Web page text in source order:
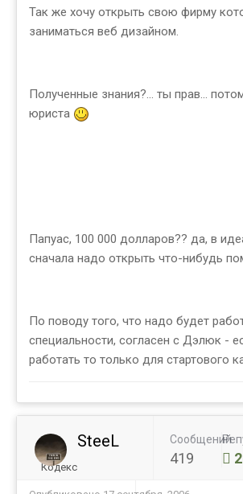
Так же хочу открыть свою фирму
заниматься веб дизайном.
Полученные знания?... ты прав...
юриста
Папуас, 100 000 долларов?? да, в
сначала надо открыть что-нибудь
По поводу того, что надо будет
специальности, согласен с Дэлюк -
работать то только для стартового
SteeL
Кодекс
Сообщений
419